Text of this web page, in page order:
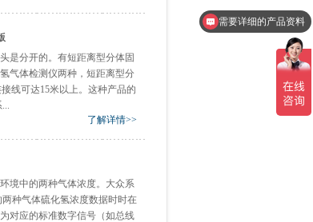
是分开的。有短距离型分体固
气体检测仪两种，短距离型分
线可达15米以上。这种产品的
了解详情>>
境中的两种气体浓度。大众系
种气体硫化氢浓度数据时时在
对应的标准数字信号（如总线
需要详细的产品资料